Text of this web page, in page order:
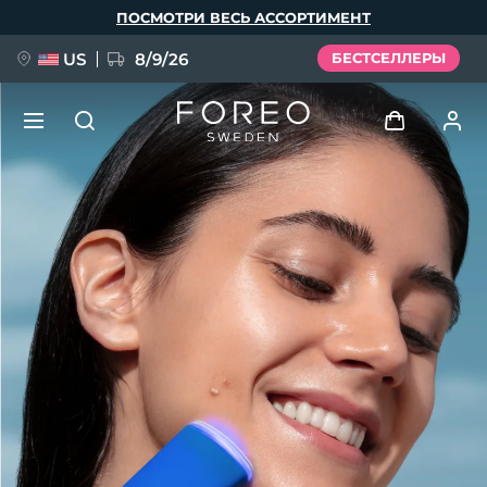
ПОСМОТРИ ВЕСЬ АССОРТИМЕНТ
US 8/9/26 БЕСТСЕЛЛЕРЫ
Войти
Профиль пользователя
Мои приборы
Мои заказы
Мои адреса
Мои подписки
НОВИНКА
FAQ™ Pure Beauty-Tech Elixir
BREAKING NEWS
issa™ Teeth Whitening Set
Язык
English Deutsch
Español
Français
Português
Polski
Русский
Türkçe
简体中文 繁體中文